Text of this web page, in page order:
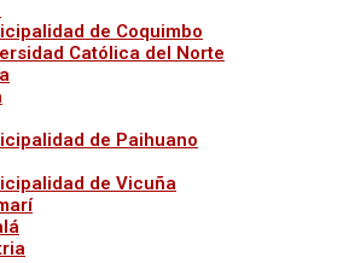
de Coquimbo
Católica del Norte
de Paihuano
de Vicuña